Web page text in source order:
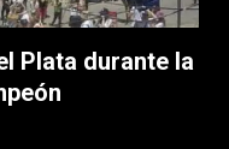
Plata durante la